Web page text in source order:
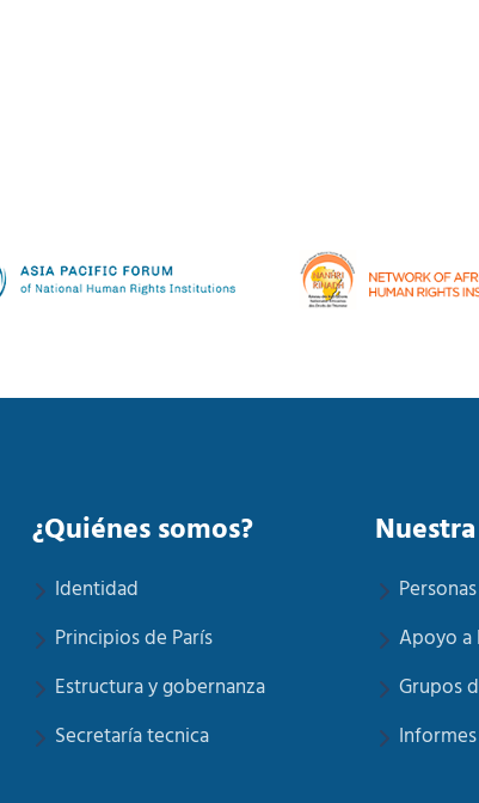
¿Quiénes somos?
Identidad
Principios de París
Estructura y gobernanza
Secretaría tecnica
Apoyo a
Grupos